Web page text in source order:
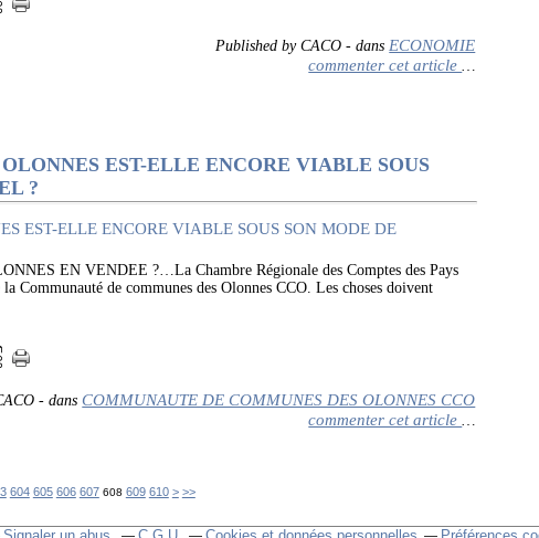
Published by CACO - dansECONOMIE
commenter cet article …
EST-ELLE ENCORE VIABLE SOUS
?
EN VENDEE ?…La Chambre Régionale des Comptes des Pays
Communauté de communes des Olonnes CCO. Les choses doivent
- dans COMMUNAUTE DE COMMUNES DES OLONNES CCO
commenter cet article …
604 605 606 607 608 609 610 620
630
640
650
660
670
680
690
700
> >>